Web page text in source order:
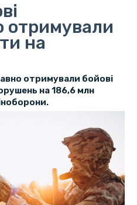
отримували
на
отримували бойові
на 186,6 млн